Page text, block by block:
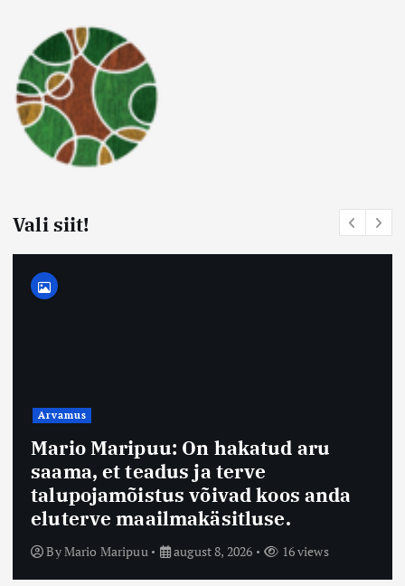
Vali siit!
Arvamus
Mario Maripuu: On hakatud aru
saama, et teadus ja terve
talupojamõistus võivad koos anda
eluterve maailmakäsitluse.
ByMario Maripuu august 8, 2026 16 views